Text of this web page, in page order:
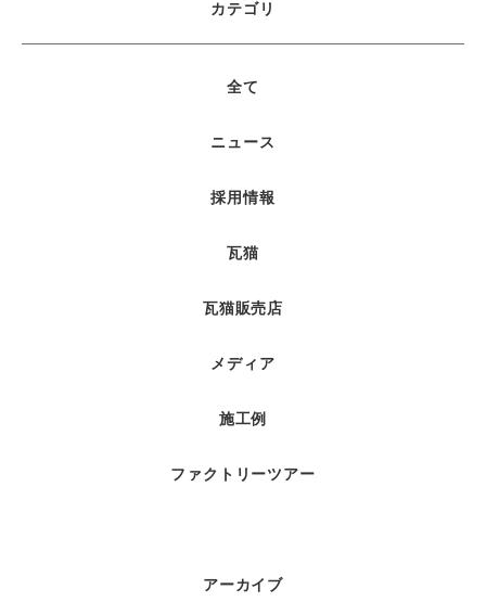
カテゴリ
全て
ニュース
採用情報
瓦猫
瓦猫販売店
メディア
施工例
ファクトリーツアー
アーカイブ